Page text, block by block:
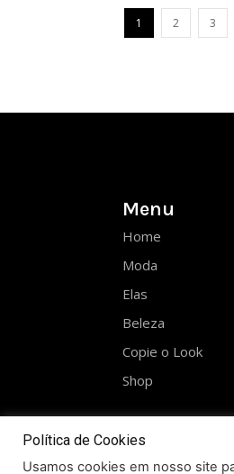
1 2 3
Menu
Home
Moda
Elas
Beleza
Copie o Look
Shop
Política de Cookies
Usamos cookies em nosso site